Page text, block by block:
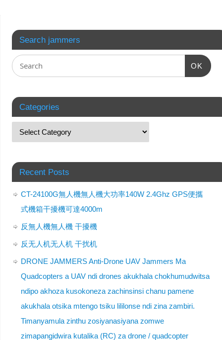
Search jammers
OK
Categories
Recent Posts
CT-24100G無人機無人機大功率140W 2.4Ghz GPS便攜
式機箱干擾機可達4000m
反無人機無人機 干擾機
反无人机无人机 干扰机
DRONE JAMMERS Anti-Drone UAV Jammers Ma
Quadcopters a UAV ndi drones akukhala chokhumudwitsa
ndipo akhoza kusokoneza zachinsinsi chanu pamene
akukhala otsika mtengo tsiku lililonse ndi zina zambiri.
Timanyamula zinthu zosiyanasiyana zomwe
zimapangidwira kutalika (RC) za drone / quadcopter